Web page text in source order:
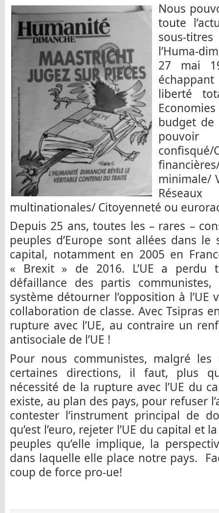
Nous
toute
sous-
l’Huma-
27 mai
liberté
budget de
minimale/
multinationales/ Citoyenneté ou
Depuis 25 ans, toutes les – rares –
peuples d’Europe sont allées dans le
capital, notamment en 2005 en
« Brexit » de 2016. L’UE a perdu
défaillance des partis
système détourner l’opposition à
collaboration de classe. Avec Tsipras
rupture avec l’UE, au contraire un
antisociale de l’UE !
Pour nous communistes, malgré
certaines directions, il faut, plus
nécessité de la rupture avec l’UE du
existe, au plan des pays, pour refuser
contester l’instrument principal de
qu’est l’euro, rejeter l’UE du capital et
peuples qu’elle implique, la
dans laquelle elle place notre pays.
coup de force pro-ue!